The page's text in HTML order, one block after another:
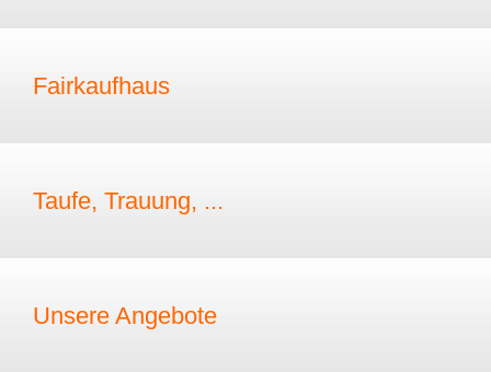
Fairkaufhaus
Taufe, Trauung, ...
Unsere Angebote